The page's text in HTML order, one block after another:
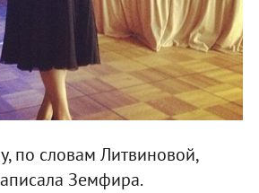
по словам Литвиновой,
Земфира.